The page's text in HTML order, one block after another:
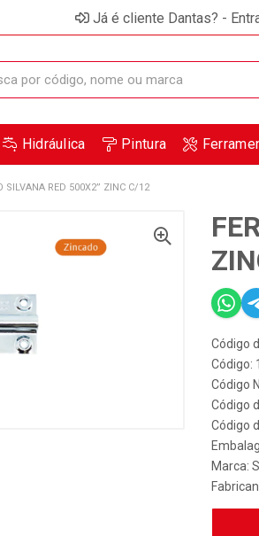
Já é cliente Dantas? -
Hidráulica Pintura
SILVANA RED 500X2” ZINC C/12
Código
Código:
Código
Código
Código
Marca: